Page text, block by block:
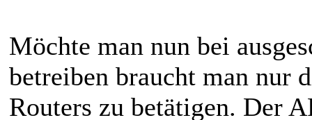
Möchte man nun bei
betreiben braucht man nur
Routers zu betätigen. Der